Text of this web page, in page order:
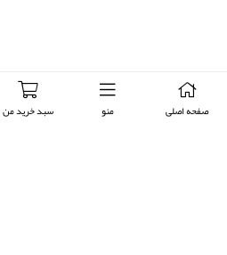
صفحه اصلی منو سبد خرید من